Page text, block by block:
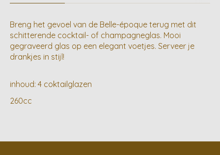
Breng het gevoel van de Belle-époque terug met dit
schitterende cocktail- of champagneglas. Mooi
gegraveerd glas op een elegant voetjes. Serveer je
drankjes in stijl!
inhoud: 4 coktailglazen
260cc